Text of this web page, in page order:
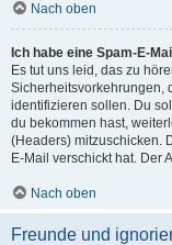
Nach oben
Ich habe eine Spam-E-
Es tut uns leid, das zu
Sicherheitsvorkehrungen,
identifizieren sollen. Du
du bekommen hast,
(Headers) mitzuschicken.
E-Mail verschickt hat. Der
Nach oben
Freunde und